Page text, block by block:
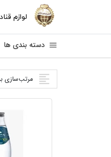
لوازم
دسته بندی ها
مرتب‌سازی